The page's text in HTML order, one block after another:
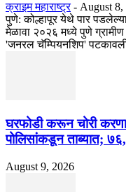
क्राइम महाराष्ट्र - August 8,
पुणे: कोल्हापूर येथे पार पडलेल्या
मेळावा २०२६ मध्ये पुणे
'जनरल चॅम्पियनशिप'
घरफोडी करून चोरी
पोलिसांकडून ताब्यात;
August 9, 2026